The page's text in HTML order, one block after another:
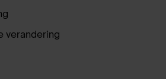
verandering